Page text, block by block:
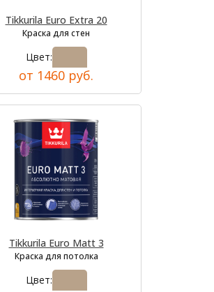
Tikkurila Euro Extra 20
Краска для стен
Цвет:
от 1460 руб.
Tikkurila Euro Matt 3
Краска для потолка
Цвет: